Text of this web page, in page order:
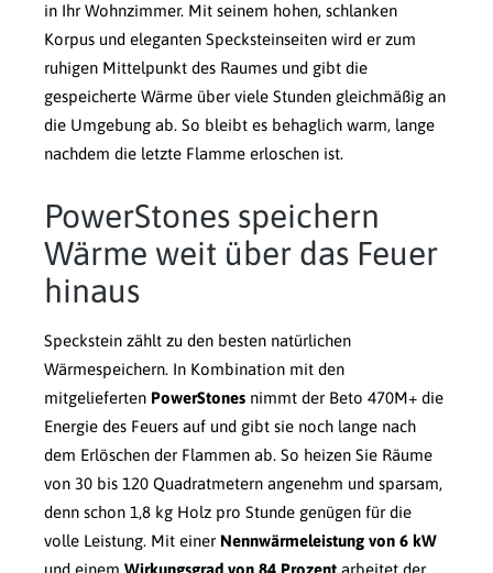
in Ihr Wohnzimmer. Mit seinem hohen, schlanken
Korpus und eleganten Specksteinseiten wird er zum
ruhigen Mittelpunkt des Raumes und gibt die
gespeicherte Wärme über viele Stunden gleichmäßig an
die Umgebung ab. So bleibt es behaglich warm, lange
nachdem die letzte Flamme erloschen ist.
PowerStones speichern
Wärme weit über das Feuer
hinaus
Speckstein zählt zu den besten natürlichen
Wärmespeichern. In Kombination mit den
mitgelieferten PowerStones nimmt der Beto 470M+ die
Energie des Feuers auf und gibt sie noch lange nach
dem Erlöschen der Flammen ab. So heizen Sie Räume
von 30 bis 120 Quadratmetern angenehm und sparsam,
denn schon 1,8 kg Holz pro Stunde genügen für die
volle Leistung. Mit einer Nennwärmeleistung von 6 kW